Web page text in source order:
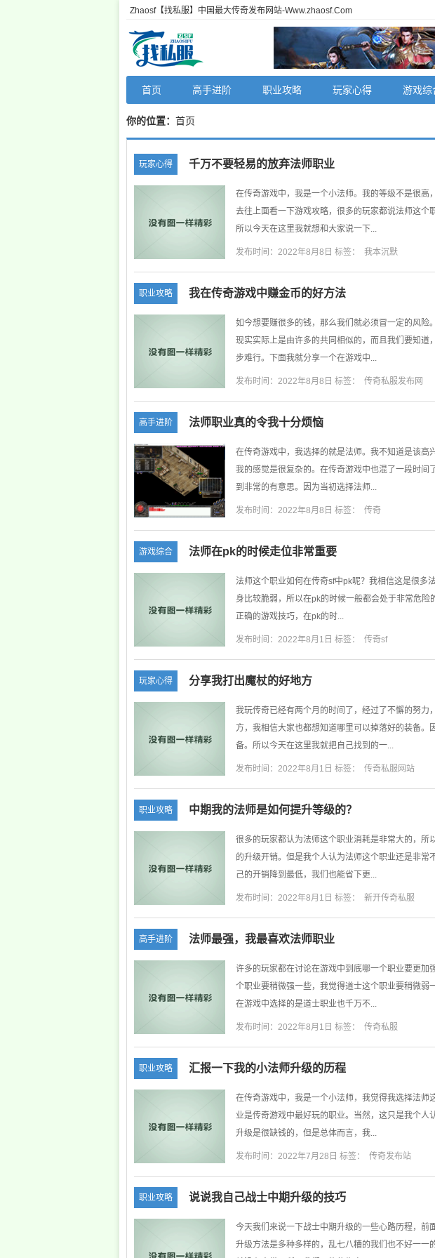
Zhaosf【找私服】中国最大传奇发布网站-Www.zhaosf.Com
首页 高手进阶 职业攻略 玩家心得 游戏综
你的位置： 首页
玩家心得 千万不要轻易的放弃法师职业
在传奇游戏中，我是一个小法师。我的等级不是很高
去往上面看一下游戏攻略，很多的玩家都说法师这个
所以今天在这里我就想和大家说一下...
发布时间：2022年8月8日 标签： 我本沉默
职业攻略 我在传奇游戏中赚金币的好方法
如今想要赚很多的钱，那么我们就必须冒一定的风险
现实实际上是由许多的共同相似的，而且我们要知道
步难行。下面我就分享一个在游戏中...
发布时间：2022年8月8日 标签： 传奇私服发布网
高手进阶 法师职业真的令我十分烦恼
在传奇游戏中，我选择的就是法师。我不知道是该高
我的感觉是很复杂的。在传奇游戏中也混了一段时间
到非常的有意思。因为当初选择法师...
发布时间：2022年8月8日 标签： 传奇
游戏综合 法师在pk的时候走位非常重要
法师这个职业如何在传奇sf中pk呢？我相信这是很多
身比较脆弱，所以在pk的时候一般都会处于非常危险
正确的游戏技巧，在pk的时...
发布时间：2022年8月1日 标签： 传奇sf
玩家心得 分享我打出魔杖的好地方
我玩传奇已经有两个月的时间了，经过了不懈的努力
方，我相信大家也都想知道哪里可以掉落好的装备。
备。所以今天在这里我就把自己找到的一...
发布时间：2022年8月1日 标签： 传奇私服网站
职业攻略 中期我的法师是如何提升等级的？
很多的玩家都认为法师这个职业消耗是非常大的，所
的升级开销。但是我个人认为法师这个职业还是非常
己的开销降到最低，我们也能省下更...
发布时间：2022年8月1日 标签： 新开传奇私服
高手进阶 法师最强，我最喜欢法师职业
许多的玩家都在讨论在游戏中到底哪一个职业要更加
个职业要稍微强一些，我觉得道士这个职业要稍微弱
在游戏中选择的是道士职业也千万不...
发布时间：2022年8月1日 标签： 传奇私服
职业攻略 汇报一下我的小法师升级的历程
在传奇游戏中，我是一个小法师，我觉得我选择法师
业是传奇游戏中最好玩的职业。当然，这只是我个人
升级是很缺钱的，但是总体而言，我...
发布时间：2022年7月28日 标签： 传奇发布站
职业攻略 说说我自己战士中期升级的技巧
今天我们来说一下战士中期升级的一些心路历程，前
升级方法是多种多样的，乱七八糟的我们也不好一一